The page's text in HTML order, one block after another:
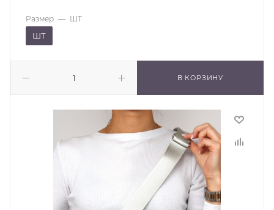
В КОРЗИНУ
Размер — ШТ
ШТ